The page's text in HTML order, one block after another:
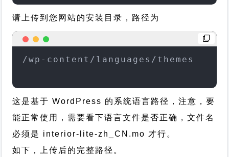
请上传到您网站的安装目录，路径为
/wp-content/languages/themes
这是基于 WordPress 的系统语言路径，注意，要
能正常使用，需要看下语言文件是否正确，文件名
必须是 interior-lite-zh_CN.mo 才行。
如下，上传后的完整路径。